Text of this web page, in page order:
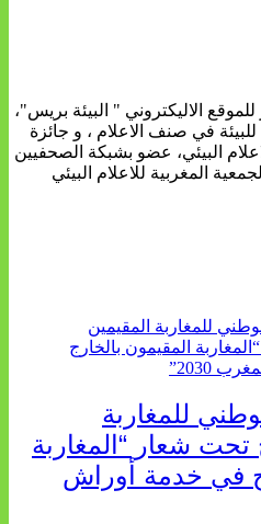
الاليكتروني " البيئة بريس"،
في صنف الاعلام ، و جائزة
البيئي، عضو بشبكة الصحفيين
المغربية للاعلام البيئي
للمغاربة
تحت شعار “المغاربة
في خدمة أوراش